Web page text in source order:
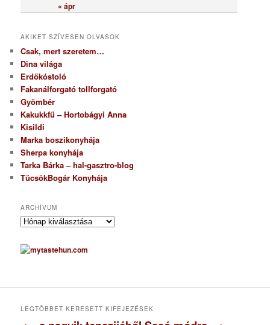
« ápr
AKIKET SZÍVESEN OLVASOK
Csak, mert szeretem…
Dina világa
Erdőkóstoló
Fakanálforgató tollforgató
Gyömbér
Kakukkfű – Hortobágyi Anna
Kisildi
Marka boszikonyhája
Sherpa konyhája
Tarka Bárka – hal-gasztro-blog
TücsökBogár Konyhája
ARCHÍVUM
A
c
h
u
LEGTÖBBET KERESETT KIFEJEZÉSEK